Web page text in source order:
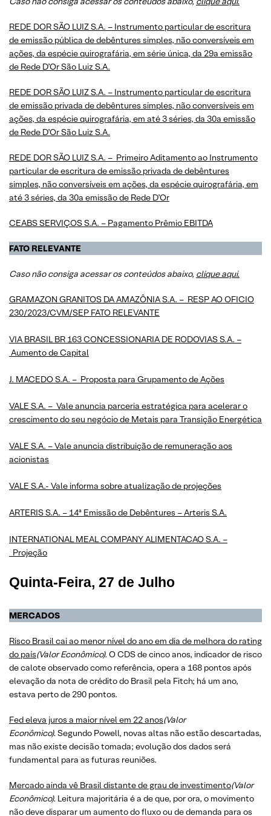
REDE DOR SÃO LUIZ S.A. – Instrumento particular de escritura
de emissão pública de debêntures simples, não conversíveis em
ações, da espécie quirografária, em série única, da 29a emissão
de Rede D’Or São Luiz S.A.
REDE DOR SÃO LUIZ S.A. – Instrumento particular de escritura
de emissão privada de debêntures simples, não conversíveis em
ações, da espécie quirografária, em até 3 séries, da 30a emissão
de Rede D’Or São Luiz S.A.
REDE DOR SÃO LUIZ S.A. – Primeiro Aditamento ao Instrumento
particular de escritura de emissão privada de debêntures
simples, não conversíveis em ações, da espécie quirografária, em
até 3 séries, da 30a emissão de Rede D’Or
CEABS SERVIÇOS S.A. – Pagamento Prêmio EBITDA
FATO RELEVANTE
Caso não consiga acessar os conteúdos abaixo, clique aqui.
GRAMAZON GRANITOS DA AMAZÔNIA S.A. – RESP AO OFICIO
230/2023/CVM/SEP FATO RELEVANTE
VIA BRASIL BR 163 CONCESSIONARIA DE RODOVIAS S.A. –
Aumento de Capital
J. MACEDO S.A. – Proposta para Grupamento de Ações
VALE S.A. – Vale anuncia parceria estratégica para acelerar o
crescimento do seu negócio de Metais para Transição Energética
VALE S.A. – Vale anuncia distribuição de remuneração aos
acionistas
VALE S.A.- Vale informa sobre atualização de projeções
ARTERIS S.A. – 14ª Emissão de Debêntures – Arteris S.A.
INTERNATIONAL MEAL COMPANY ALIMENTACAO S.A. –
Projeção
Quinta-Feira, 27 de Julho
MERCADOS
​​​​​​​Risco Brasil cai ao menor nível do ano em dia de melhora do rating
do país(Valor Econômico). O CDS de cinco anos, indicador de risco
de calote observado como referência, opera a 168 pontos após
elevação da nota de crédito do Brasil pela Fitch; há um ano,
estava perto de 290 pontos.
Fed eleva juros a maior nível em 22 anos(Valor
Econômico). Segundo Powell, novas altas não estão descartadas,
mas não existe decisão tomada; evolução dos dados será
fundamental para as futuras reuniões.
​​​​​​​Mercado ainda vê Brasil distante de grau de investimento(Valor
Econômico). Leitura majoritária é a de que, por ora, o movimento
não deve disparar um aumento do fluxo ou de demanda para os